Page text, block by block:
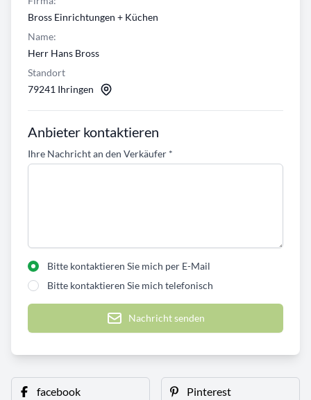
Bross Einrichtungen + Küchen
Name:
Herr Hans Bross
Standort
79241 Ihringen
Anbieter kontaktieren
Ihre Nachricht an den Verkäufer *
Bitte kontaktieren Sie mich per E-Mail
Bitte kontaktieren Sie mich telefonisch
Nachricht senden
facebook Pinterest